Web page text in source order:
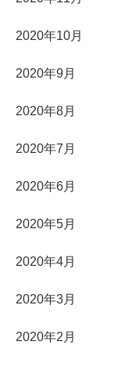
2020年10月
2020年9月
2020年8月
2020年7月
2020年6月
2020年5月
2020年4月
2020年3月
2020年2月